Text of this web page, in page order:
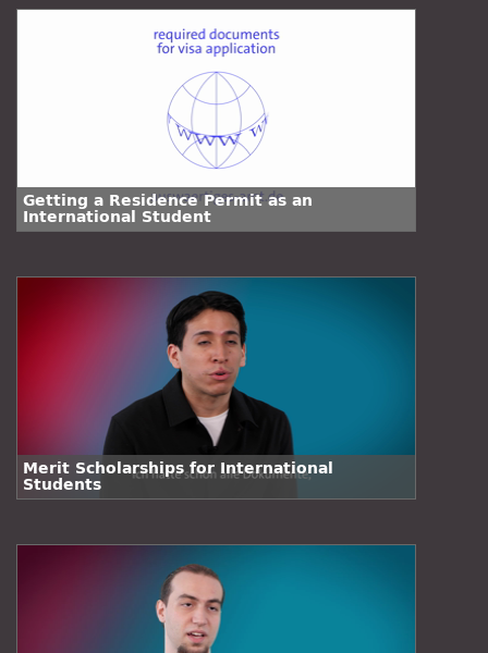
Getting a Residence Permit as an
International Student
Merit Scholarships for International
Students